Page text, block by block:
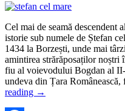
Cel mai de seamă
istorie sub numele de Ștefan
1434 la Borzești, unde mai
amintirea strărăposaților
fiu al voievodului Bogdan al
undeva din Țara
reading →